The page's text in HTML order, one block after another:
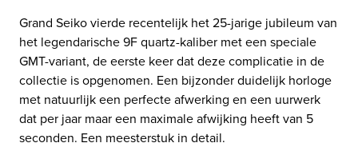
Grand Seiko vierde recentelijk het 25-jarige jubileum van
het legendarische 9F quartz-kaliber met een speciale
GMT-variant, de eerste keer dat deze complicatie in de
collectie is opgenomen. Een bijzonder duidelijk horloge
met natuurlijk een perfecte afwerking en een uurwerk
dat per jaar maar een maximale afwijking heeft van 5
seconden. Een meesterstuk in detail.